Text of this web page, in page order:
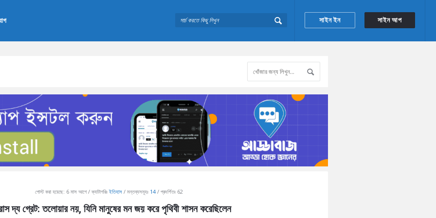
সাইন ইন সাইন আপ
পোস্ট করা হয়েছে: 6 মাস আগে ক্যাটাগরিঃ ইতিহাস মন্তব্যসমূহঃ 14 প্রদর্শিতঃ 62
দ্য গ্রেট: তলোয়ার নয়, যিনি মানুষের মন জয় করে পৃথিবী শাসন করেছিলেন